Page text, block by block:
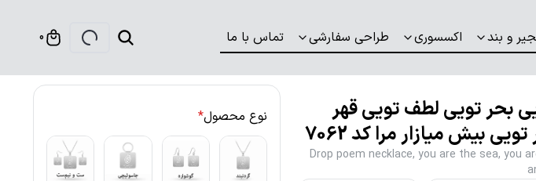
و بند اکسسوری طراحی سفارشی تماس با ما 0
بحر تویی لطف تویی قهر
بیش میازار مرا کد 7062
Drop poem necklace, you are the sea, you
نوع محصول*